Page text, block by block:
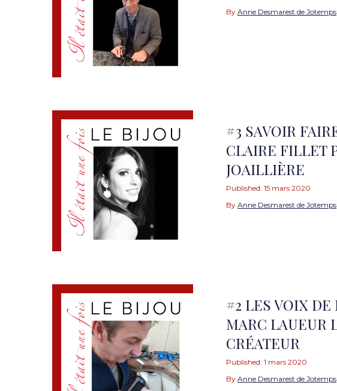
By Anne Desmarest de Jotemps
#3 SAVOIR
CLAIRE FILLET
JOAILLIÈRE
Published: 15 mars 2020
By Anne Desmarest de Jotemps
#2 LES VOIX DE
MARC LAUEUR
CRÉATEUR
Published: 1 mars 2020
By Anne Desmarest de Jotemps